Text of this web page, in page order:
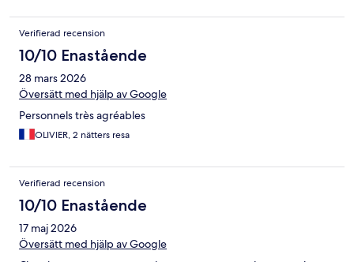
Verifierad recension
10/10 Enastående
28 mars 2026
Översätt med hjälp av Google
Personnels très agréables
OLIVIER, 2 nätters resa
Verifierad recension
10/10 Enastående
17 maj 2026
Översätt med hjälp av Google